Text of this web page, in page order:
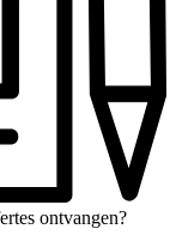
ontvangen?